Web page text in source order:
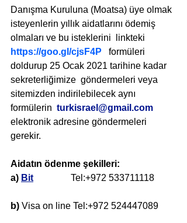
Danışma Kuruluna (Moatsa) üye olmak
isteyenlerin yıllık aidatlarını ödemiş
olmaları ve bu isteklerini  linkteki
https://goo.gl/cjsF4P
   formüleri
doldurup 25 Ocak 2021 tarihine kadar
sekreterliğimize  göndermeleri veya
sitemizden indirilebilecek aynı
formülerin turkisrael@gmail.com
elektronik adresine göndermeleri
gerekir.
Aidatın ödenme şekilleri:
a) Bit
               Tel:+972 533711118
b) Visa on line Tel:+972 524447089